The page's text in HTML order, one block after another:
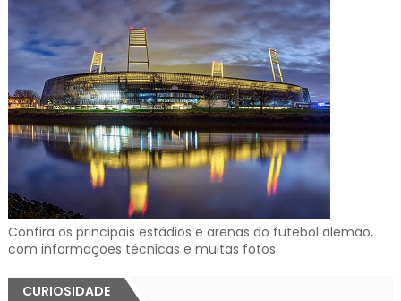
Confira os principais estádios e arenas do futebol alemão,
com informações técnicas e muitas fotos
CURIOSIDADE